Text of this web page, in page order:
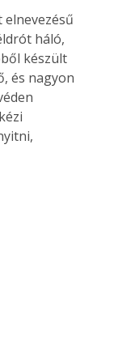
háló,
készült
és nagyon